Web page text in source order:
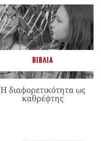
ΒΙΒΛΊΑ
Η διαφορετικότητα ως
καθρέφτης